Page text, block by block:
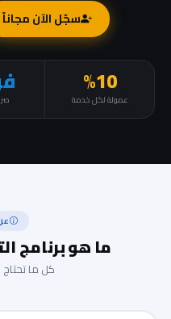
سجّل الآن مجاناً
%10
عمولة لكل خدمة
ما هو برنامج
كل ما